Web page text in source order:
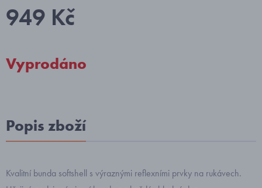
949 Kč
Vyprodáno
Popis zboží
Kvalitní bunda softshell s výraznými reflexními prvky na rukávech.